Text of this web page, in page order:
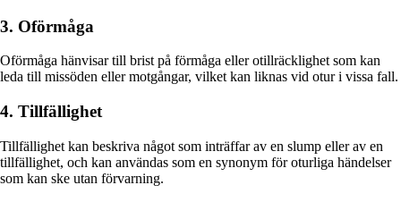
3. Oförmåga
Oförmåga hänvisar till brist på förmåga eller otillräcklighet som kan
leda till missöden eller motgångar, vilket kan liknas vid otur i vissa fall.
4. Tillfällighet
Tillfällighet kan beskriva något som inträffar av en slump eller av en
tillfällighet, och kan användas som en synonym för oturliga händelser
som kan ske utan förvarning.